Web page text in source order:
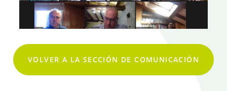
VOLVER A LA SECCIÓN DE COMUNICACIÓN